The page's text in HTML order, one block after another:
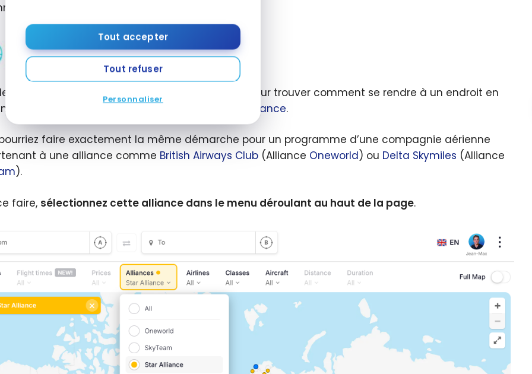
Tout accepter
Tout refuser
Personnaliser
commerciales existantes à travers le monde.
cadre d’Aéroplan, Flight Connections est utile pour trouver comment se rendre à un endroit en
uniquement les vols des partenaires de
Star Alliance.
faire exactement la même démarche pour un programme d’une compagnie aérienne
à une alliance comme British Airways Club (Alliance Oneworld) ou Delta Skymiles (Alliance
).
faire, sélectionnez cette alliance dans le menu déroulant au haut de la page.